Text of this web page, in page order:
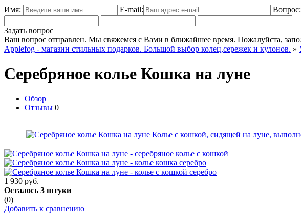
Имя: E-mail: Вопрос:
Задать вопрос
Ваш вопрос отправлен. Мы свяжемся с Вами в ближайшее время. Пожалуйста,
Applefog - магазин стильных подарков. Большой выбор колец,сережек и кулонов. »
Серебряное колье Кошка на луне
Обзор
Отзывы 0
1 930 руб.
Осталось 3 штуки
(0)
Добавить к сравнению